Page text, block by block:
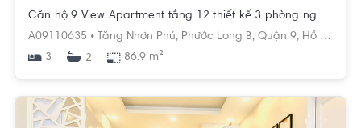
Căn hộ 9 View Apartment tầng 12 thiết kế 3 phòng ngủ, nội thất cơ bản.
A09110635 • Tăng Nhơn Phú, Phước Long B, Quận 9, Hồ Chí Minh
3
2 86.9 m²